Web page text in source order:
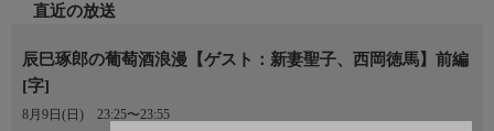
直近の放送
辰巳琢郎の葡萄酒浪漫【ゲスト：新妻聖子、西岡徳馬】前編
[字]
8月9日(日) 23:25〜23:55